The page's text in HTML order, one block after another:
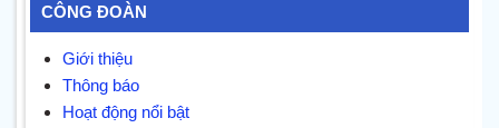
CÔNG ĐOÀN
Giới thiệu
Thông báo
Hoạt động nổi bật